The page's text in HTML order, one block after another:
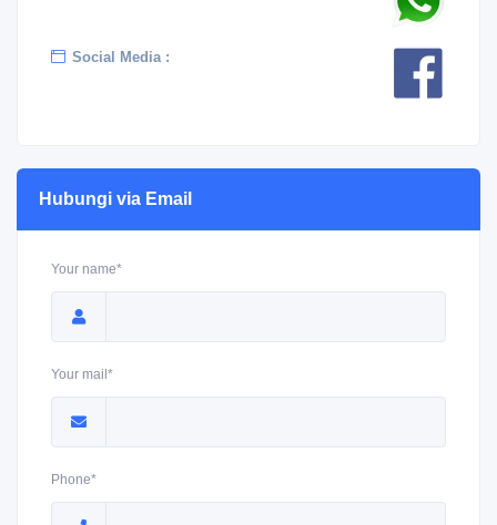
Social Media :
Hubungi via Email
Your name*
Your mail*
Phone*